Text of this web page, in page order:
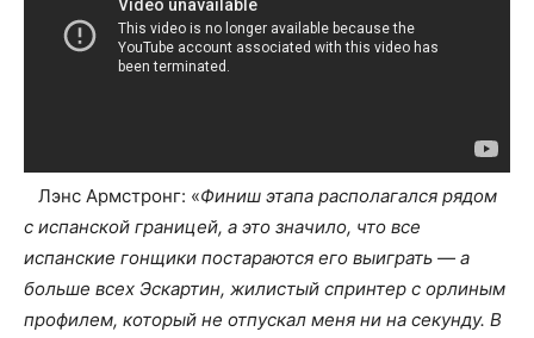
Лэнс Армстронг: «Финиш этапа располагался рядом
с испанской границей, а это значило, что все
испанские гонщики постараются его выиграть — а
больше всех Эскартин, жилистый спринтер с орлиным
профилем, который не отпускал меня ни на секунду. В